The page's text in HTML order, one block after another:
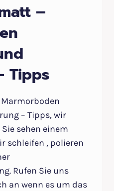
–
Tipps
– Tipps, wir
sehen einem
schleifen , polieren
Rufen Sie uns
an wenn es um das